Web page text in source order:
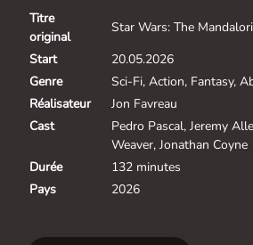
Titre
original
Star Wars: The
Start
20.05.2026
Genre
Sci-Fi, Action, Fantasy,
Réalisateur
Jon Favreau
Cast
Pedro Pascal, Jeremy
Weaver, Jonathan Coyne
Durée
132 minutes
Pays
2026